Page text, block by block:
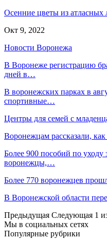
Осенние цветы из атласных
Окт 9, 2022
Новости Воронежа
В Воронеже регистрацию
дней в…
В воронежских парках в
спортивные…
Центры для семей с
Воронежцам рассказали,
Более 900 пособий по уходу
воронежцы,…
Более 770 воронежцев
В Воронежской области
Предыдущая Следующая 1
Мы в социальных сетях
Популярные рубрики